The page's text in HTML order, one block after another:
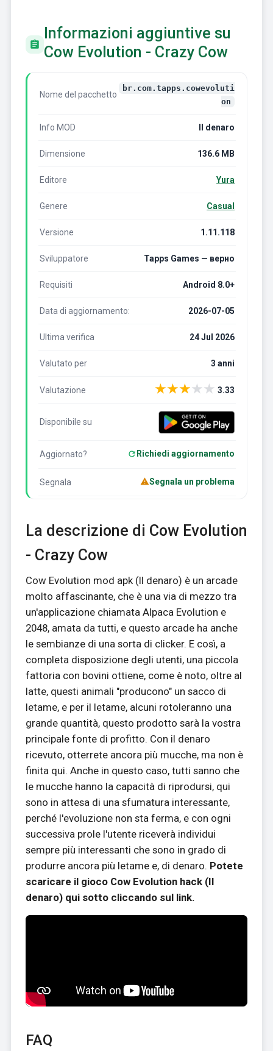
Informazioni aggiuntive su
Cow Evolution - Crazy Cow
Nome del pacchetto
br.com.tapps.cowevoluti
on
Info MOD Il denaro
Dimensione 136.6 MB
Editore Yura
Genere Casual
Versione 1.11.118
Sviluppatore Tapps Games — верно
Requisiti Android 8.0+
Data di aggiornamento: 2026-07-05
Ultima verifica 24 Jul 2026
Valutato per 3 anni
Valutazione ★★★★★ 3.33
Disponibile su
Aggiornato? Richiedi aggiornamento
Segnala Segnala un problema
La descrizione di Cow Evolution
- Crazy Cow
Cow Evolution mod apk (Il denaro) è un arcade
molto affascinante, che è una via di mezzo tra
un'applicazione chiamata Alpaca Evolution e
2048, amata da tutti, e questo arcade ha anche
le sembianze di una sorta di clicker. E così, a
completa disposizione degli utenti, una piccola
fattoria con bovini ottiene, come è noto, oltre al
latte, questi animali "producono" un sacco di
letame, e per il letame, alcuni rotoleranno una
grande quantità, questo prodotto sarà la vostra
principale fonte di profitto. Con il denaro
ricevuto, otterrete ancora più mucche, ma non è
finita qui. Anche in questo caso, tutti sanno che
le mucche hanno la capacità di riprodursi, qui
sono in attesa di una sfumatura interessante,
perché l'evoluzione non sta ferma, e con ogni
successiva prole l'utente riceverà individui
sempre più interessanti che sono in grado di
produrre ancora più letame e, di denaro. Potete
scaricare il gioco Cow Evolution hack (Il
denaro) qui sotto cliccando sul link.
FAQ